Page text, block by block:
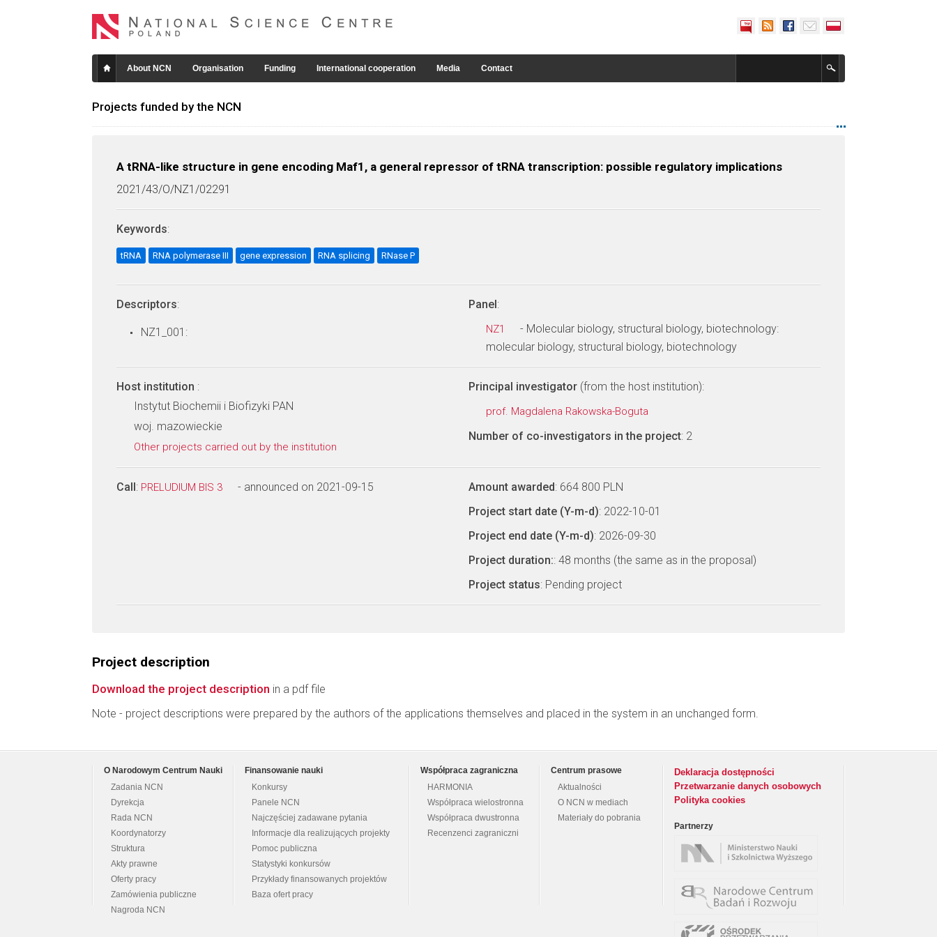
About NCN Organisation Funding International cooperation Media Contact
Projects funded by the NCN
A tRNA-like structure in gene encoding Maf1, a general repressor of tRNA transcription: possible regulatory implications
2021/43/O/NZ1/02291
Keywords:
tRNA RNA polymerase III gene expression RNA splicing RNase P
Descriptors:
NZ1_001:
Panel:
NZ1
- Molecular biology, structural biology, biotechnology:
molecular biology, structural biology, biotechnology
Host institution :
Instytut Biochemii i Biofizyki PAN
woj. mazowieckie
Other projects carried out by the institution
Principal investigator (from the host institution):
prof. Magdalena Rakowska-Boguta
Number of co-investigators in the project: 2
Call: PRELUDIUM BIS 3 - announced on 2021-09-15 Amount awarded: 664 800 PLN
Project start date (Y-m-d): 2022-10-01
Project end date (Y-m-d): 2026-09-30
Project duration:: 48 months (the same as in the proposal)
Project status: Pending project
Project description
Download the project description in a pdf file
Note - project descriptions were prepared by the authors of the applications themselves and placed in the system in an unchanged form.
O Narodowym Centrum Nauki
Zadania NCN
Dyrekcja
Rada NCN
Koordynatorzy
Struktura
Akty prawne
Oferty pracy
Zamówienia publiczne
Nagroda NCN
Finansowanie nauki
Konkursy
Panele NCN
Najczęściej zadawane pytania
Informacje dla realizujących projekty
Pomoc publiczna
Statystyki konkursów
Przykłady finansowanych projektów
Baza ofert pracy
Współpraca zagraniczna
HARMONIA
Współpraca wielostronna
Współpraca dwustronna
Recenzenci zagraniczni
Centrum prasowe
Aktualności
O NCN w mediach
Materiały do pobrania
Deklaracja dostępności
Przetwarzanie danych osobowych
Polityka cookies
Partnerzy